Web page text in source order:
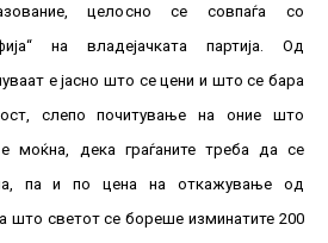
целосно се совпаѓа со
на владејачката партија. Од
е јасно што се цени и што се бара
слепо почитување на оние што
моќна, дека граѓаните треба да се
па и по цена на откажување од
што светот се бореше изминатите 200